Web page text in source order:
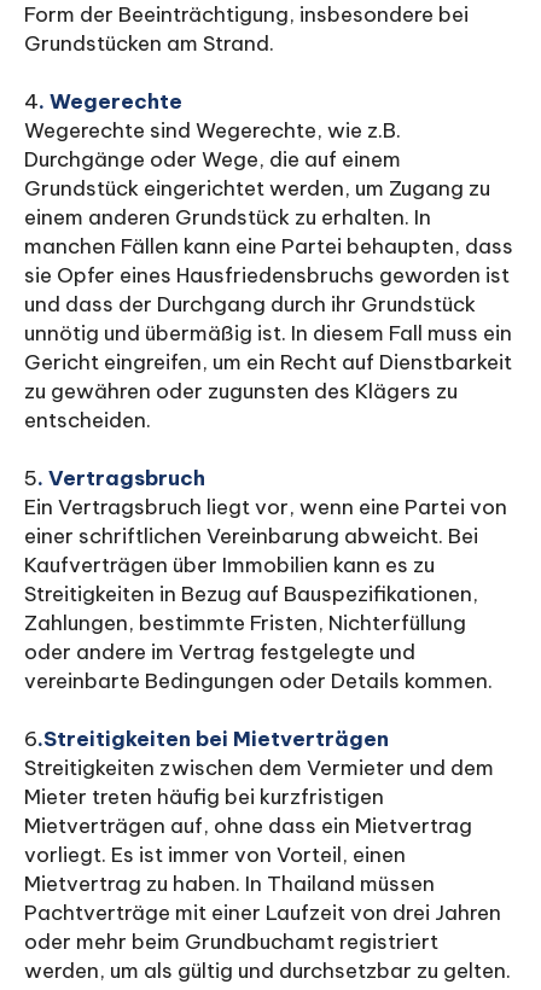
Form der Beeinträchtigung, insbesondere bei
Grundstücken am Strand.
4. Wegerechte
Wegerechte sind Wegerechte, wie z.B.
Durchgänge oder Wege, die auf einem
Grundstück eingerichtet werden, um Zugang zu
einem anderen Grundstück zu erhalten. In
manchen Fällen kann eine Partei behaupten, dass
sie Opfer eines Hausfriedensbruchs geworden ist
und dass der Durchgang durch ihr Grundstück
unnötig und übermäßig ist. In diesem Fall muss ein
Gericht eingreifen, um ein Recht auf Dienstbarkeit
zu gewähren oder zugunsten des Klägers zu
entscheiden.
5. Vertragsbruch
Ein Vertragsbruch liegt vor, wenn eine Partei von
einer schriftlichen Vereinbarung abweicht. Bei
Kaufverträgen über Immobilien kann es zu
Streitigkeiten in Bezug auf Bauspezifikationen,
Zahlungen, bestimmte Fristen, Nichterfüllung
oder andere im Vertrag festgelegte und
vereinbarte Bedingungen oder Details kommen.
6.Streitigkeiten bei Mietverträgen
Streitigkeiten zwischen dem Vermieter und dem
Mieter treten häufig bei kurzfristigen
Mietverträgen auf, ohne dass ein Mietvertrag
vorliegt. Es ist immer von Vorteil, einen
Mietvertrag zu haben. In Thailand müssen
Pachtverträge mit einer Laufzeit von drei Jahren
oder mehr beim Grundbuchamt registriert
werden, um als gültig und durchsetzbar zu gelten.